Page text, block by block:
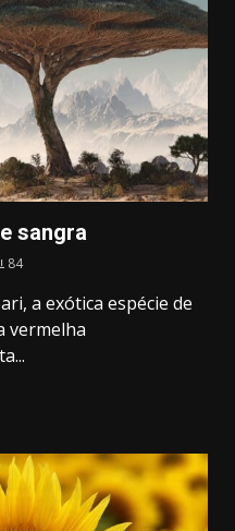
sangra
84
a exótica espécie de
vermelha